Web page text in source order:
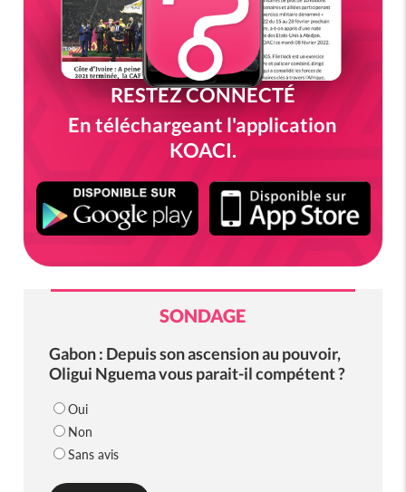
RESTEZ CONNECTÉ
En téléchargeant l'application
KOACI.
SONDAGE
Gabon : Depuis son ascension au pouvoir,
Oligui Nguema vous parait-il compétent ?
Oui
Non
Sans avis